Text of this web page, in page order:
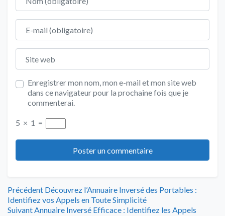
E-mail
Site web
Enregistrer mon nom, mon e-mail et mon site web
dans ce navigateur pour la prochaine fois que je
commenterai.
5 × 1 =
Navigation
Précédent Article
précédent
:
Découvrez l’Annuaire Inversé des Portables :
Identifiez vos Appels en Toute Simplicité
Suivant Article
Annuaire Inversé Efficace : Identifiez les Appels